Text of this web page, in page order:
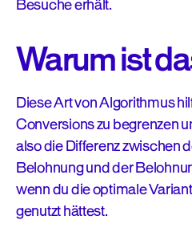
Besuche erhält.
Warum ist
Diese Art von Algorithmus
Conversions zu begrenzen
also die Differenz zwischen
Belohnung und der
wenn du die optimale
genutzt hättest.